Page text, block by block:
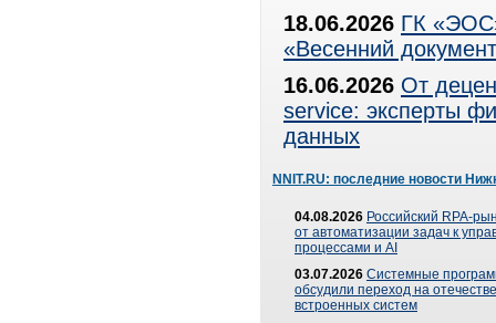
18.06.2026 ГК
«Весенний
16.06.2026 От
service: эксперты
данных
NNIT.RU: последние новости
04.08.2026 Российский RPA-
от автоматизации задач к
процессами и AI
03.07.2026 Системные
обсудили переход на
встроенных систем